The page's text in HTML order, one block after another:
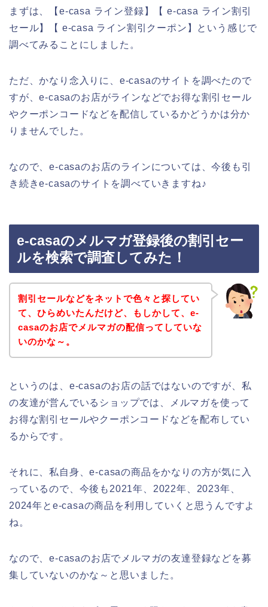
まずは、【e-casa ライン登録】【 e-casa ライン割引
セール】【 e-casa ライン割引クーポン】という感じで
調べてみることにしました。
ただ、かなり念入りに、e-casaのサイトを調べたので
すが、e-casaのお店がラインなどでお得な割引セール
やクーポンコードなどを配信しているかどうかは分か
りませんでした。
なので、e-casaのお店のラインについては、今後も引
き続きe-casaのサイトを調べていきますね♪
e-casaのメルマガ登録後の割引セー
ルを検索で調査してみた！
割引セールなどをネットで色々と探してい
て、ひらめいたんだけど、もしかして、e-
casaのお店でメルマガの配信ってしていな
いのかな～。
というのは、e-casaのお店の話ではないのですが、私
の友達が営んでいるショップでは、メルマガを使って
お得な割引セールやクーポンコードなどを配布してい
るからです。
それに、私自身、e-casaの商品をかなりの方が気に入
っているので、今後も2021年、2022年、2023年、
2024年とe-casaの商品を利用していくと思うんですよ
ね。
なので、e-casaのお店でメルマガの友達登録などを募
集していないのかな～と思いました。